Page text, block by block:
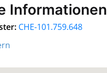
Informationen
CHE-101.759.648